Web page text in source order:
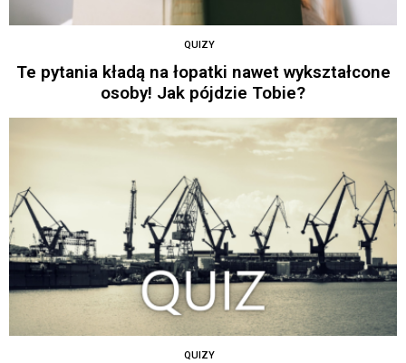
QUIZY
Te pytania kładą na łopatki nawet wykształcone
osoby! Jak pójdzie Tobie?
QUIZY